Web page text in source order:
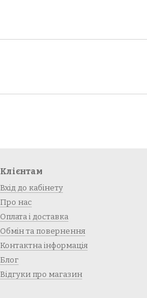
Клієнтам
Вхід до кабінету
Про нас
Оплата і доставка
Обмін та повернення
Контактна інформація
Блог
Відгуки про магазин